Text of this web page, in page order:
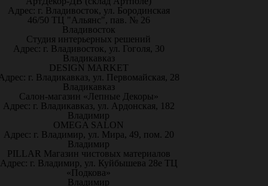
Адрес: г. Владивосток, ул. Бородинская
46/50 ТЦ "Альянс", пав. № 26
Владивосток
Студия интерьерных решений
Адрес: г. Владивосток, ул. Гоголя, 30
Владикавказ
DESIGN MARKET
г. Владикавказ, ул. Первомайская, 28
Владикавказ
Салон-магазин «Лепные Декоры»
Адрес: г. Владикавказ, ул. Ардонская, 182
Владимир
OMEGA SALON
Адрес: г. Владимир, ул. Мира, 49, пом. 20
Владимир
PILLAR Магазин чистовых материалов
Адрес: г. Владимир, ул. Куйбышева 28е ТЦ
«Подкова»
Владимир